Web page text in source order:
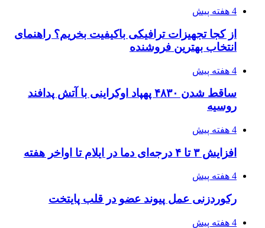
4 هفته پیش
از کجا تجهیزات ترافیکی باکیفیت بخریم؟ راهنمای
انتخاب بهترین فروشنده
4 هفته پیش
ساقط شدن ۴۸۳۰ پهپاد اوکراینی با آتش پدافند
روسیه
4 هفته پیش
افزایش ۳ تا ۴ درجه‌ای دما در ایلام تا اواخر هفته
4 هفته پیش
رکوردزنی عمل پیوند عضو در قلب پایتخت
4 هفته پیش